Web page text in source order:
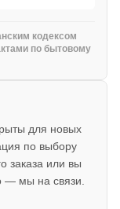
кодексом
по бытовому
для новых
по выбору
заказа или вы
— мы на связи.